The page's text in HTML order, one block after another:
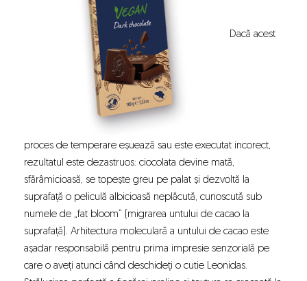
Dacă acest
proces de temperare eșuează sau este executat incorect,
rezultatul este dezastruos: ciocolata devine mată,
sfărâmicioasă, se topește greu pe palat și dezvoltă la
suprafață o peliculă albicioasă neplăcută, cunoscută sub
numele de „fat bloom” (migrarea untului de cacao la
suprafață). Arhitectura moleculară a untului de cacao este
așadar responsabilă pentru prima impresie senzorială pe
care o aveți atunci când deschideți o cutie Leonidas.